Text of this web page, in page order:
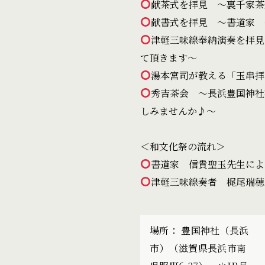
献茶式を拝見 〜裏千家
献書式を拝見 〜書道家
津軽三味線奉納演奏を拝
て頂きます〜
湯本宮司が教える「玉串
秀吉茶会 〜長浜豊国神
しみませんか♪〜
＜和文化祭の流れ＞
書道家 信貴聖玉先生に
津軽三味線奏者 梶尾瑞穂
場所： 豊国神社（長浜
市）（滋賀県長浜市南